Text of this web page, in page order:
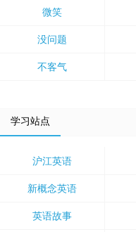
微笑
没问题
不客气
学习站点
沪江英语
新概念英语
英语故事